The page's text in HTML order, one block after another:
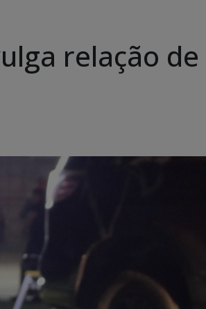
relação